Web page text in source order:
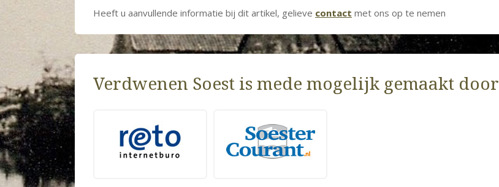
Heeft u aanvullende informatie bij dit artikel, gelieve contact met ons op te nemen
Verdwenen Soest is mede mogelijk gemaakt door